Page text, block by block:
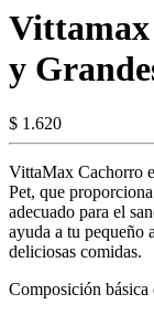
Vittamax
y
$ 1.620
VittaMax Cachorro
Pet, que
adecuado para el
ayuda a tu pequeño
deliciosas comidas.
Composición